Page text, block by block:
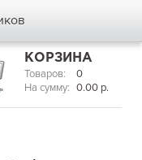
КОРЗИНА
Товаров:
0
На сумму: 0.00 р.